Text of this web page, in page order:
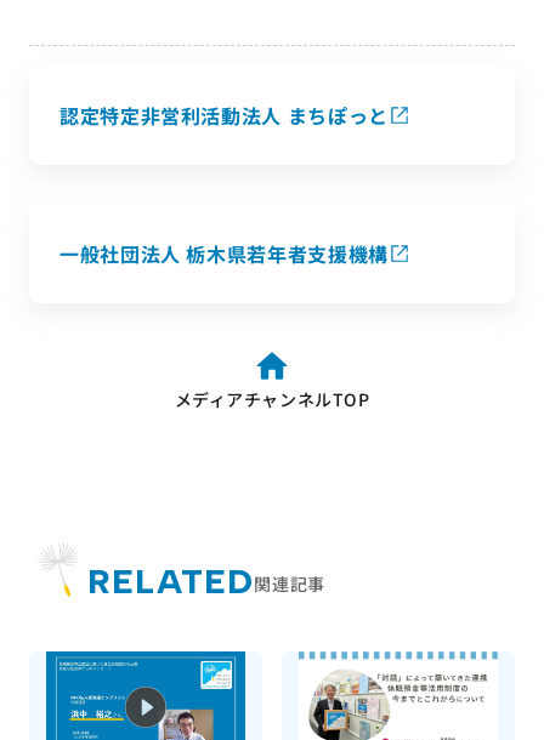
認定特定非営利活動法人 まちぽっと
一般社団法人 栃木県若年者支援機構
メディアチャンネルTOP
RELATED関連記事